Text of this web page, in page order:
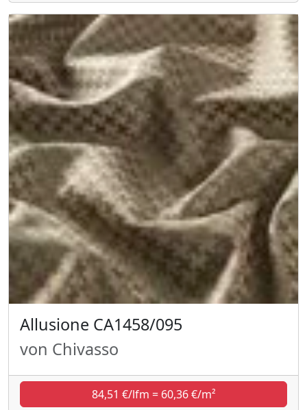
Allusione CA1458/095
von Chivasso
84,51 €/lfm = 60,36 €/m²